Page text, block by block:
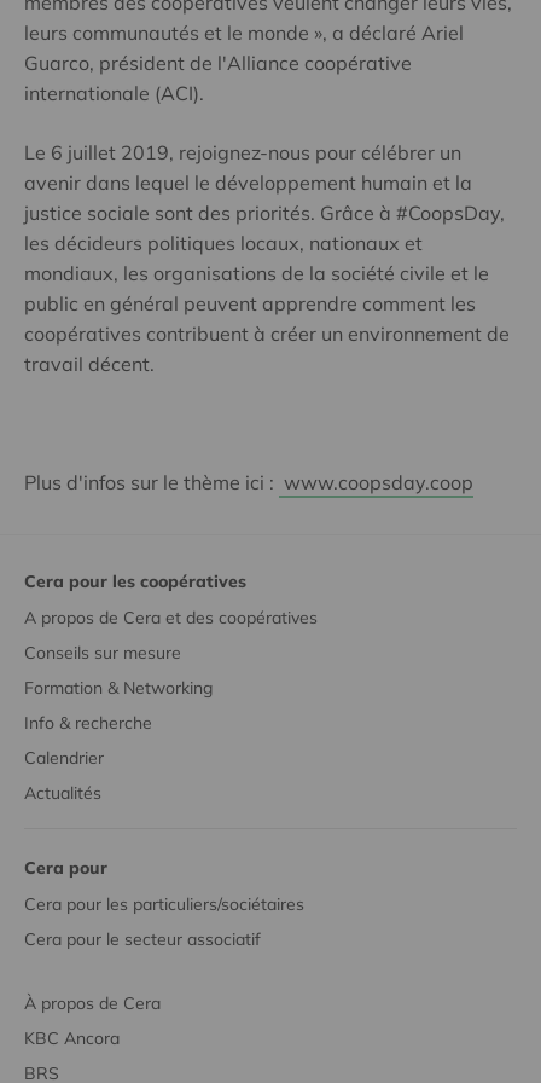
leurs communautés et le monde », a déclaré Ariel
Guarco, président de l'Alliance coopérative
internationale (ACI).
Le 6 juillet 2019, rejoignez-nous pour célébrer un
avenir dans lequel le développement humain et la
justice sociale sont des priorités. Grâce à #CoopsDay,
les décideurs politiques locaux, nationaux et
mondiaux, les organisations de la société civile et le
public en général peuvent apprendre comment les
coopératives contribuent à créer un environnement de
travail décent.
Plus d'infos sur le thème ici : www.coopsday.coop
Cera pour les coopératives
A propos de Cera et des coopératives
Conseils sur mesure
Formation & Networking
Info & recherche
Calendrier
Actualités
Cera pour
Cera pour les particuliers/sociétaires
Cera pour le secteur associatif
À propos de Cera
KBC Ancora
BRS